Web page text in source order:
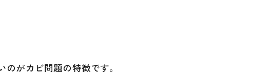
がカビ問題の特徴です。